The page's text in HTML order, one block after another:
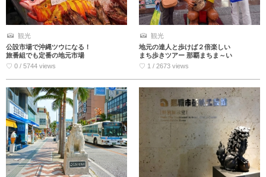
観光
公設市場で沖縄ツウになる！
旅番組でも定番の地元市場
♡ 0 / 5744 views
観光
地元の達人と歩けば２倍楽しい
まち歩きツアー 那覇まちま～い
♡ 1 / 2673 views